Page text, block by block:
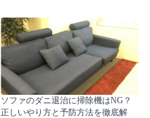
ソファのダニ退治に掃除機はNG？
正しいやり方と予防方法を徹底解